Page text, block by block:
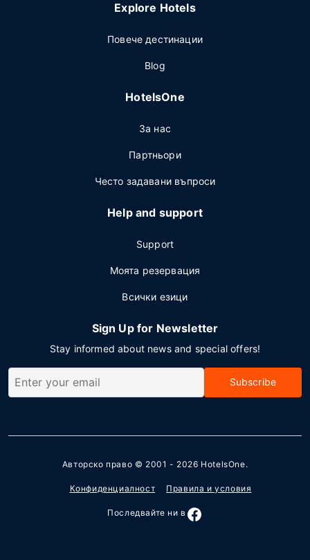
Explore Hotels
Повече дестинации
Blog
HotelsOne
За нас
Партньори
Често задавани въпроси
Help and support
Support
Моята резервация
Всички езици
Sign Up for Newsletter
Stay informed about news and special offers!
Subscribe
Авторско право © 2001 - 2026 HotelsOne.
Конфиденциалност Правила и условия
Последвайте ни в